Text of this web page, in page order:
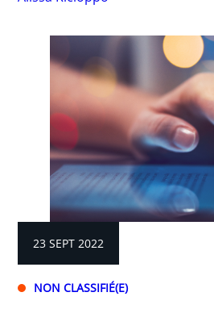
23 SEPT 2022
NON CLASSIFIÉ(E)